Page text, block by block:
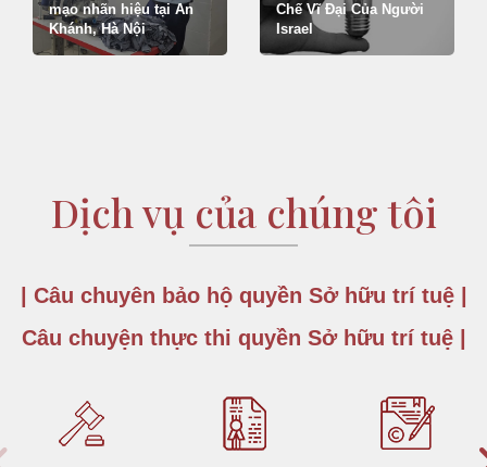
mạo nhãn hiệu tại An
Khánh, Hà Nội
Chế Vĩ Đại Của Người
Israel
Dịch vụ của chúng tôi
Câu chuyên bảo hộ quyền Sở hữu trí tuệ|
Câu chuyện thực thi quyền Sở hữu trí tuệ|